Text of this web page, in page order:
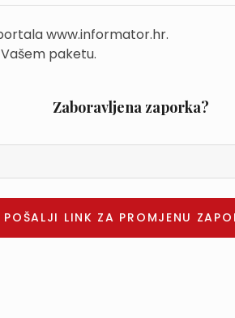
www.informator.hr.
paketu.
Zaboravljena zaporka?